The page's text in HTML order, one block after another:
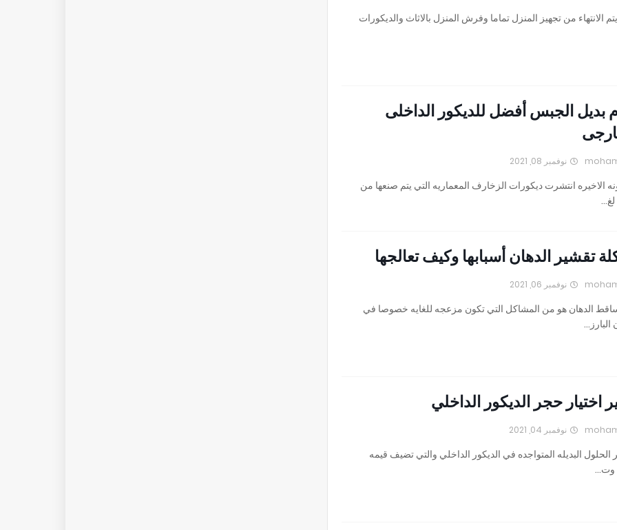
الانتهاء من تجهيز المنزل تماما وفرش المنزل بالاثاث والديكورات
بديل الجبس أفضل للديكور الداخلى
نوفمبر 08, 2021
الاخيره انتشرت ديكورات الزخارف المعماريه التي يتم صنعها من
تقشير الدهان أسبابها وكيف تعالجها
نوفمبر 06, 2021
الدهان هو من المشاكل التي تكون مزعجه للغايه خصوصا في
البارز…
اختيار حجر الديكور الداخلي
نوفمبر 04, 2021
الحلول البديله المتواجده في الديكور الداخلي والتي تضيف قيمه
وت…